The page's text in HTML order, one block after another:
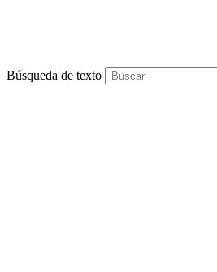
Búsqueda de texto